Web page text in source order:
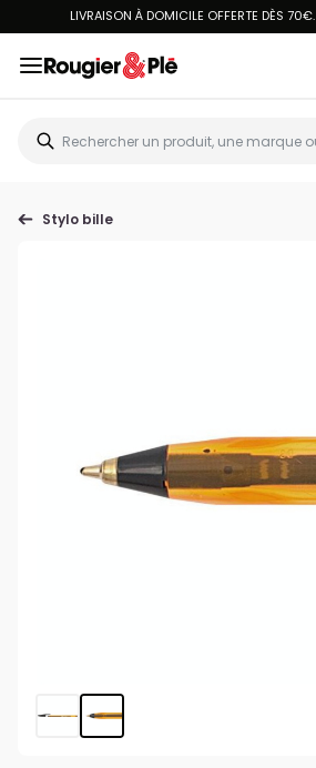
LIVRAISON À DOMICILE OFFERTE DÈS 70€.
Stylo bille